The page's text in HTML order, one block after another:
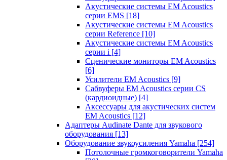
Акустические системы EM Acoustics
серии EMS [18]
Акустические системы EM Acoustics
серии Reference [10]
Акустические системы EM Acoustics
серии i [4]
Сценические мониторы EM Acoustics
[6]
Усилители EM Acoustics [9]
Сабвуферы EM Acoustics серии CS
(кардиоидные) [4]
Аксессуары для акустических систем
EM Acoustics [12]
Адаптеры Audinate Dante для звукового
оборудования [13]
Оборудование звукоусиления Yamaha [254]
Потолочные громкоговорители Yamaha